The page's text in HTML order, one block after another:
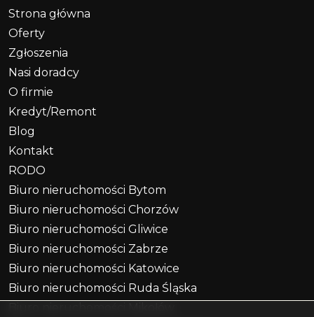
Strona główna
Oferty
Zgłoszenia
Nasi doradcy
O firmie
Kredyt/Remont
Blog
Kontakt
RODO
Biuro nieruchomości Bytom
Biuro nieruchomości Chorzów
Biuro nieruchomości Gliwice
Biuro nieruchomości Zabrze
Biuro nieruchomości Katowice
Biuro nieruchomości Ruda Śląska